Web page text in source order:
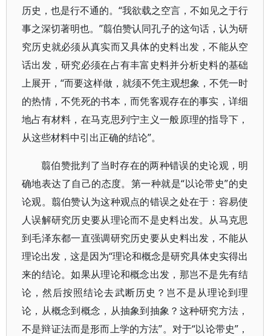
历史，也是行不通的。“我欲载之空言，不如见之于行
事之深切著明也。”翦伯赞认同孔子的这句话，认为研
究历史就必须从真实而又具体的史料出发，不能从空
话出发，研究必须在占有丰富史料并分析史料的基础
上展开，“而要这样做，就须不凭主观想象，不凭一时
的热情，不凭死的书本，而凭客观存在的事实，详细
地占有材料，在马克思列宁主义一般原理的指导下，
从这些材料中引出正确的结论”。
翦伯赞批判了当时存在的两种错误的史论观，明
确地表达了自己的态度。第一种就是“以论带史”的史
论观。翦伯赞认为这种观点的错误之处在于：容易使
人误解研究历史要从理论而不是史料出发。从马克思
到毛泽东都一直强调研究历史要从史料出发，不能从
理论出发，这是因为“理论和概念是研究具体史实得出
来的结论。如果从理论和概念出发，那岂不是先有结
论，然后按照结论去武断历史？岂不是从理论到理
论，从概念到概念，从抽象到抽象？这种研究方法，
不是辩证法而是形而上学的方法”。对于“以论带史”，